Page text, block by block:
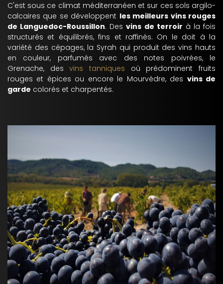
C'est sous ce climat méditerranéen et sur ces sols argilo-
calcaires que se développent les meilleurs vins rouges
de Languedoc-Roussillon. Desvins de terroir à la fois
structurés et équilibrés, fins et raffinés. On le doit à la
variété des cépages, la Syrah qui produit des vins hauts
en couleur, parfumés avec des notes poivrées, le
Grenache, desvins tanniques où prédominent fruits
rouges et épices ou encore le Mourvèdre, des vins de
garde colorés et charpentés.